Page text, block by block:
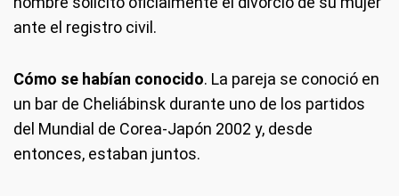
ante el registro civil.
Cómo se habían conocido. La pareja se conoció en
un bar de Cheliábinsk durante uno de los partidos
del Mundial de Corea-Japón 2002 y, desde
entonces, estaban juntos.